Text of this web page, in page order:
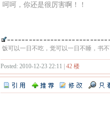
呵呵，你还是很厉害啊！！
饭可以一日不吃，觉可以一日不睡，书
Posted: 2010-12-23 22:11 | 42 楼